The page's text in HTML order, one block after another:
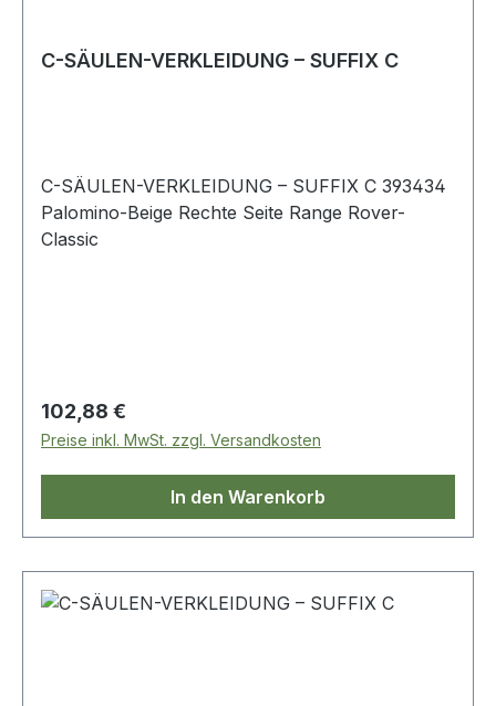
C-SÄULEN-VERKLEIDUNG – SUFFIX C
C-SÄULEN-VERKLEIDUNG – SUFFIX C 393434
Palomino-Beige Rechte Seite Range Rover-
Classic
Regulärer Preis:
102,88 €
Preise inkl. MwSt. zzgl. Versandkosten
In den Warenkorb